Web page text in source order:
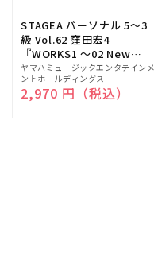
STAGEA パーソナル 5～3
級 Vol.62 窪田宏4
『WORKS1 ～02 New
edition～』
販
売
元:
ヤマハミュージックエンタテインメ
ントホールディングス
通常価格
2,970 円（税込）